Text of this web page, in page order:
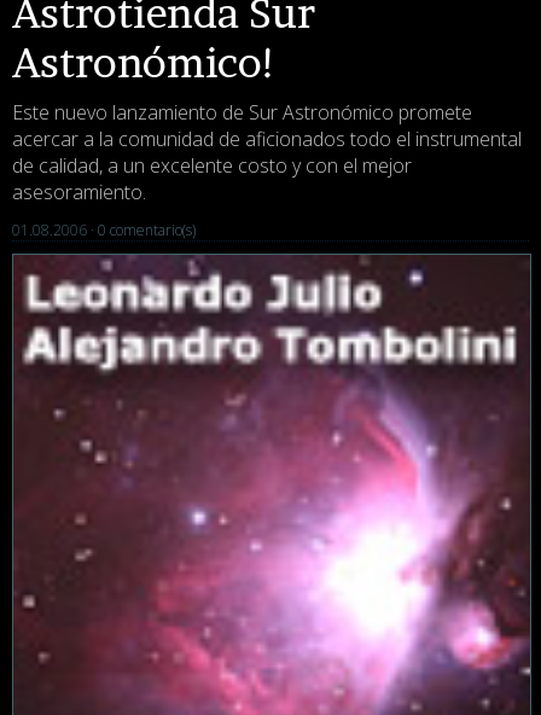
Astrotienda Sur
Astronómico!
Este nuevo lanzamiento de Sur Astronómico promete
acercar a la comunidad de aficionados todo el instrumental
de calidad, a un excelente costo y con el mejor
asesoramiento.
01.08.2006 · 0 comentario(s)